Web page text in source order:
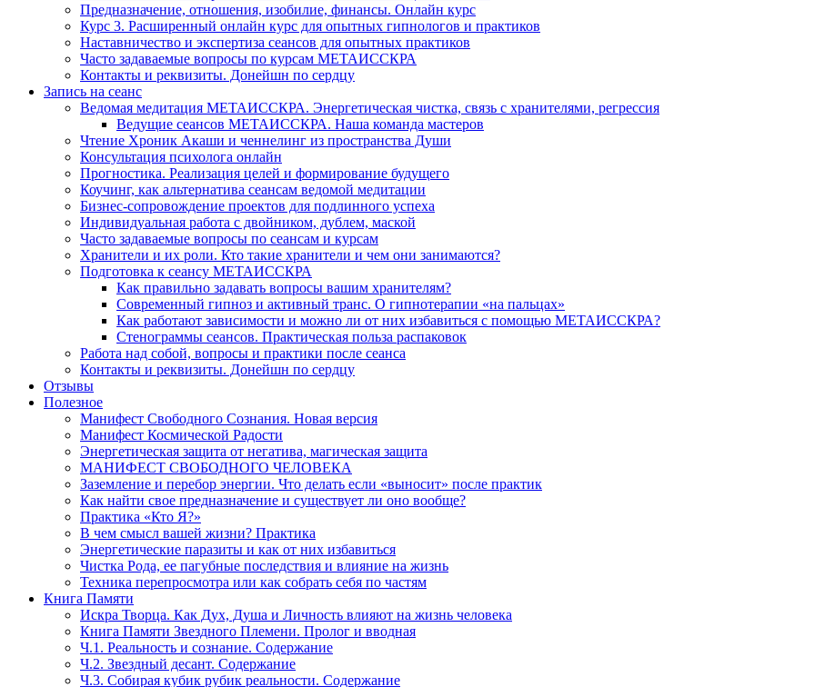
Предназначение, отношения, изобилие, финансы. Онлайн курс
Курс 3. Расширенный онлайн курс для опытных гипнологов и практиков
Наставничество и экспертиза сеансов для опытных практиков
Часто задаваемые вопросы по курсам МЕТАИССКРА
Контакты и реквизиты. Донейшн по сердцу
Запись на сеанс
Ведомая медитация МЕТАИССКРА. Энергетическая чистка, связь с хранителями, регрессия
Ведущие сеансов МЕТАИССКРА. Наша команда мастеров
Чтение Хроник Акаши и ченнелинг из пространства Души
Консультация психолога онлайн
Прогностика. Реализация целей и формирование будущего
Коучинг, как альтернатива сеансам ведомой медитации
Бизнес-сопровождение проектов для подлинного успеха
Индивидуальная работа с двойником, дублем, маской
Часто задаваемые вопросы по сеансам и курсам
Хранители и их роли. Кто такие хранители и чем они занимаются?
Подготовка к сеансу МЕТАИССКРА
Как правильно задавать вопросы вашим хранителям?
Современный гипноз и активный транс. О гипнотерапии «на пальцах»
Как работают зависимости и можно ли от них избавиться с помощью МЕТАИССКРА?
Стенограммы сеансов. Практическая польза распаковок
Работа над собой, вопросы и практики после сеанса
Контакты и реквизиты. Донейшн по сердцу
Отзывы
Полезное
Манифест Свободного Сознания. Новая версия
Манифест Космической Радости
Энергетическая защита от негатива, магическая защита
МАНИФЕСТ СВОБОДНОГО ЧЕЛОВЕКА
Заземление и перебор энергии. Что делать если «выносит» после практик
Как найти свое предназначение и существует ли оно вообще?
Практика «Кто Я?»
В чем смысл вашей жизни? Практика
Энергетические паразиты и как от них избавиться
Чистка Рода, ее пагубные последствия и влияние на жизнь
Техника перепросмотра или как собрать себя по частям
Книга Памяти
Искра Творца. Как Дух, Душа и Личность влияют на жизнь человека
Книга Памяти Звездного Племени. Пролог и вводная
Ч.1. Реальность и сознание. Содержание
Ч.2. Звездный десант. Содержание
Ч.3. Собирая кубик рубик реальности. Содержание